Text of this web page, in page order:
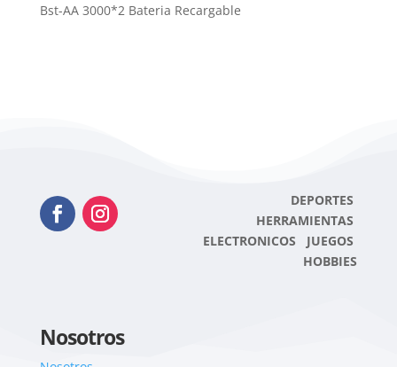
Bst-AA 3000*2 Bateria Recargable
DEPORTES
HERRAMIENTAS
ELECTRONICOS JUEGOS
HOBBIES
Nosotros